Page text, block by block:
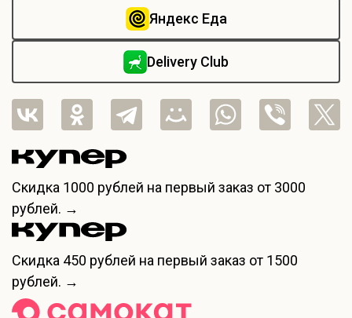
Яндекс Еда
Delivery Club
Скидка 1000 рублей на первый заказ от 3000
рублей. →
Скидка 450 рублей на первый заказ от 1500
рублей. →